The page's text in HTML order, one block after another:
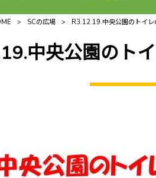
> SCの広場 > R3.12.19.中央公園のトイレ
中央公園のト